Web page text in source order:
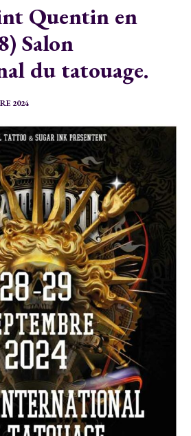
Quentin en
Salon
du tatouage.
2024